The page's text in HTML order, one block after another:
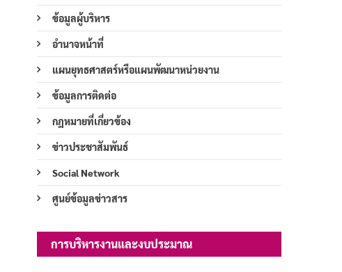
ข้อมูลผู้บริหาร
อำนาจหน้าที่
แผนยุทธศาสตร์หรือแผนพัฒนาหน่วยงาน
ข้อมูลการติดต่อ
กฎหมายที่เกี่ยวข้อง
ข่าวประชาสัมพันธ์
Social Network
ศูนย์ข้อมูลข่าวสาร
การบริหารงานและงบประมาณ